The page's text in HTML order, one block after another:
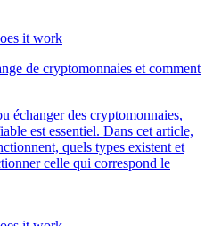
de cryptomonnaies et comment
échanger des cryptomonnaies,
est essentiel. Dans cet article,
quels types existent et
celle qui correspond le